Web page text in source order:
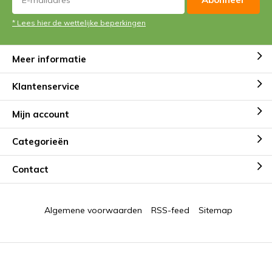
* Lees hier de wettelijke beperkingen
Meer informatie
Klantenservice
Mijn account
Categorieën
Contact
Algemene voorwaarden RSS-feed Sitemap